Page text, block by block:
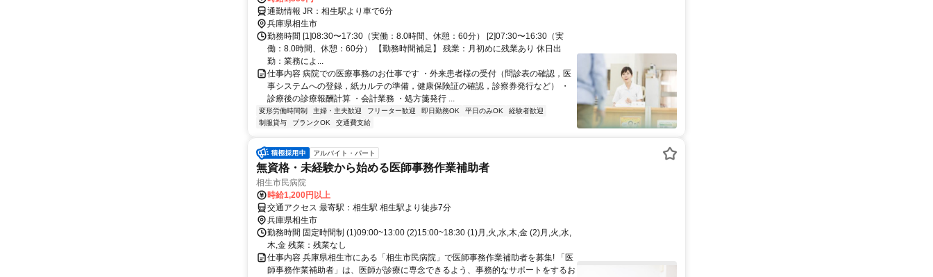
通勤情報 JR：相生駅より車で6分
兵庫県相生市
勤務時間 [1]08:30〜17:30（実働：8.0時間、休憩：60分） [2]07:30〜16:30（実
働：8.0時間、休憩：60分） 【勤務時間補足】 残業：月初めに残業あり 休日出
勤：業務によ...
仕事内容 病院での医療事務のお仕事です ・外来患者様の受付（問診表の確認，医
事システムへの登録，紙カルテの準備，健康保険証の確認，診察券発行など） ・
診療後の診療報酬計算 ・会計業務 ・処方箋発行 ...
変形労働時間制 主婦・主夫歓迎 フリーター歓迎 即日勤務OK 平日のみOK
経験者歓迎
制服貸与
ブランクOK 交通費支給
アルバイト・パート
無資格・未経験から始める医師事務作業補助者
相生市民病院
時給1,200円以上
交通アクセス 最寄駅：相生駅 相生駅より徒歩7分
兵庫県相生市
勤務時間 固定時間制 (1)09:00~13:00 (2)15:00~18:30 (1)月,火,水,木,金 (2)月,火,水,
木,金 残業：残業なし
仕事内容 兵庫県相生市にある「相生市民病院」で医師事務作業補助者を募集! 「医
師事務作業補助者」は、医師が診療に専念できるよう、事務的なサポートをするお